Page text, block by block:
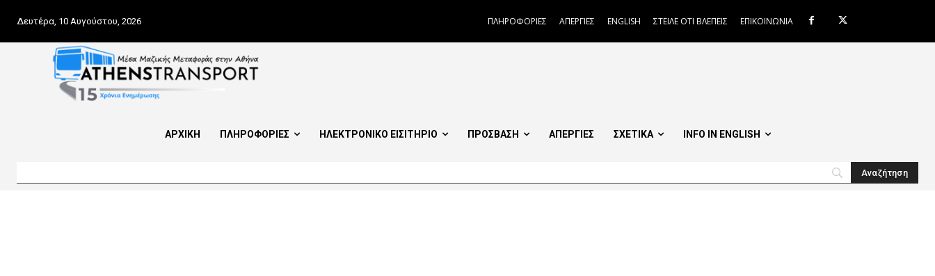
Δευτέρα, 10 Αυγούστου, 2026 ΠΛΗΡΟΦΟΡΙΕΣ ΑΠΕΡΓΙΕΣ ENGLISH ΣΤΕΙΛΕ ΟΤΙ ΒΛΕΠΕΙΣ ΕΠΙΚΟΙΝΩΝΙΑ
ΑΡΧΙΚΗ ΠΛΗΡΟΦΟΡΙΕΣ ΗΛΕΚΤΡΟΝΙΚΟ ΕΙΣΙΤΗΡΙΟ ΠΡΟΣΒΑΣΗ ΑΠΕΡΓΙΕΣ ΣΧΕΤΙΚΑ INFO IN ENGLISH